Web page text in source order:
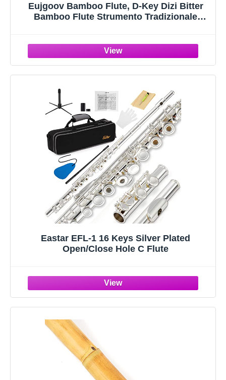
Eujgoov Bamboo Flute, D-Key Dizi Bitter
Bamboo Flute Strumento Tradizionale
Eastar EFL-1 16 Keys Silver Plated
Open/Close Hole C Flute